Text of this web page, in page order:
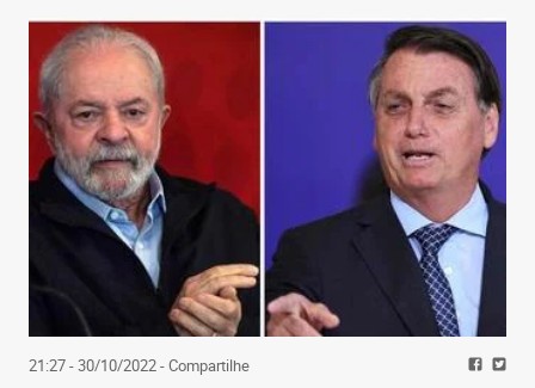
21:27 - 30/10/2022- Compartilhe